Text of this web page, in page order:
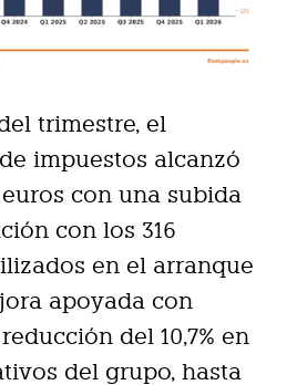
trimestre, el
impuestos alcanzó
con una subida
con los 316
en el arranque
apoyada con
del 10,7% en
del grupo, hasta